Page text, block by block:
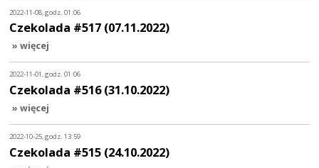
2022-11-08, godz. 01:06
Czekolada #517 (07.11.2022)
» więcej
2022-11-01, godz. 01:06
Czekolada #516 (31.10.2022)
» więcej
2022-10-25, godz. 13:59
Czekolada #515 (24.10.2022)